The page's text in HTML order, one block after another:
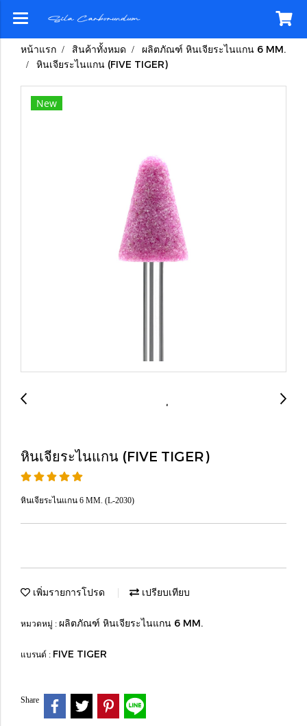
หน้าแรก สินค้าทั้งหมด
ผลิตภัณฑ์ หินเจียระไนแกน 6 MM.
หินเจียระไนแกน (FIVE TIGER)
New
หินเจียระไนแกน (FIVE TIGER)
หินเจียระไนแกน 6 MM. (L-2030)
เพิ่มรายการโปรด เปรียบเทียบ
หมวดหมู่ : ผลิตภัณฑ์ หินเจียระไนแกน 6 MM.
แบรนด์ : FIVE TIGER
Share